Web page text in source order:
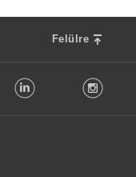
Felülre
LinkedIn